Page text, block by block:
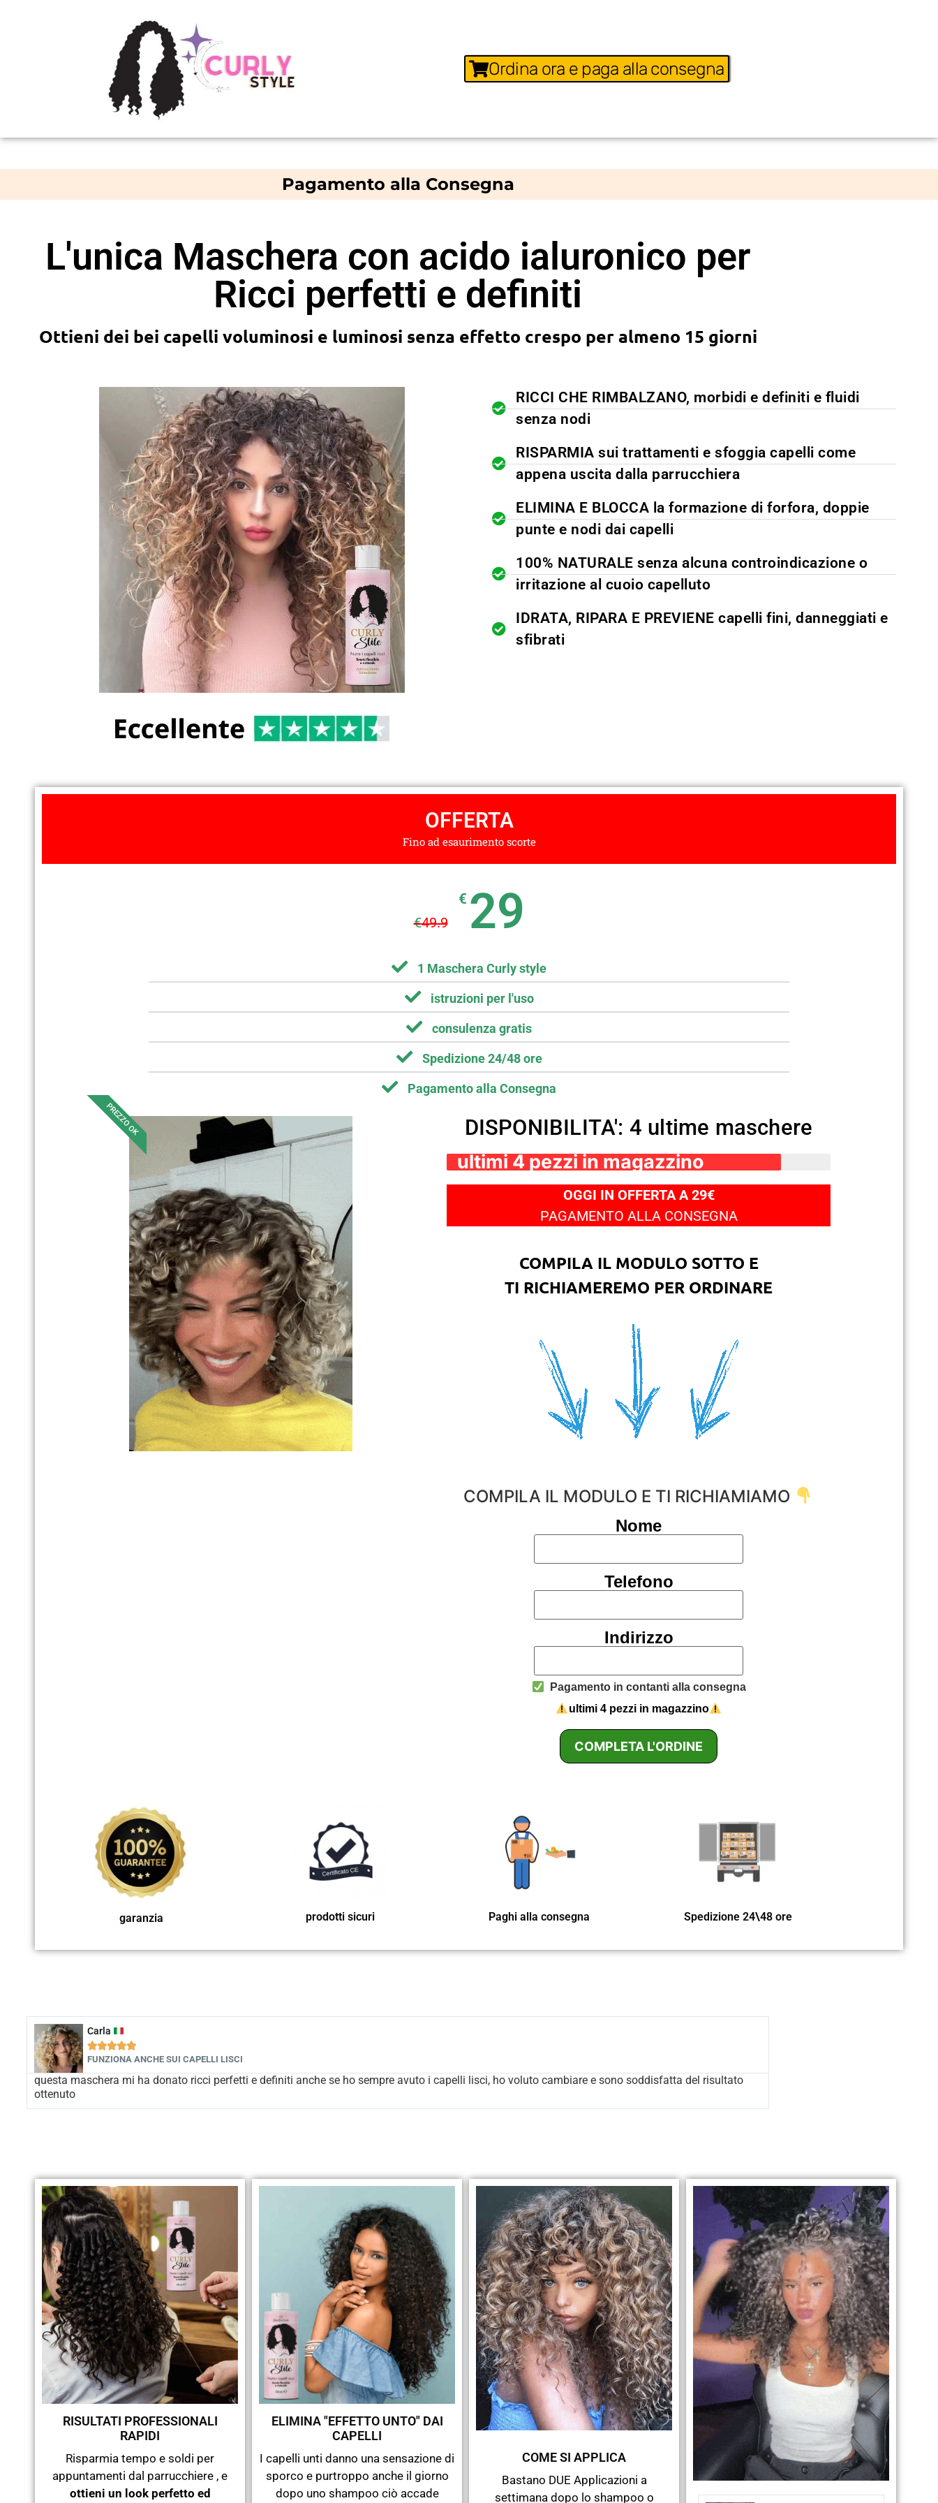
Ordina ora e paga alla consegna
Pagamento alla Consegna
L'unica Maschera con acido ialuronico per
Ricci perfetti e definiti
Ottieni dei bei capelli voluminosi e luminosi senza effetto crespo per almeno 15 giorni
RICCI CHE RIMBALZANO, morbidi e definiti e fluidi
senza nodi
RISPARMIA sui trattamenti e sfoggia capelli come
appena uscita dalla parrucchiera
ELIMINA E BLOCCA la formazione di forfora, doppie
punte e nodi dai capelli
100% NATURALE senza alcuna controindicazione o
irritazione al cuoio capelluto
IDRATA, RIPARA E PREVIENE capelli fini, danneggiati e
sfibrati
OFFERTA
Fino ad esaurimento scorte
€49.9
€ 29
1 Maschera Curly style
istruzioni per l'uso
consulenza gratis
Spedizione 24/48 ore
Pagamento alla Consegna
PREZZO OK DISPONIBILITA': 4 ultime maschere
ultimi 4 pezzi in magazzino
OGGI IN OFFERTA A 29€
PAGAMENTO ALLA CONSEGNA
COMPILA IL MODULO SOTTO E
TI RICHIAMEREMO PER ORDINARE
COMPILA IL MODULO E TI RICHIAMIAMO
Nome
Telefono
Indirizzo
Pagamento in contanti alla consegna
ultimi 4 pezzi in magazzino
COMPLETA L'ORDINE
garanzia prodotti sicuri Paghi alla consegna Spedizione 24\48 ore
Carla

FUNZIONA ANCHE SUI CAPELLI LISCI
questa maschera mi ha donato ricci perfetti e definiti anche se ho sempre avuto i capelli lisci, ho voluto cambiare e sono soddisfatta del risultato
ottenuto
RISULTATI PROFESSIONALI
RAPIDI
Risparmia tempo e soldi per
appuntamenti dal parrucchiere , e
ottieni un look perfetto ed
ELIMINA "EFFETTO UNTO" DAI
CAPELLI
I capelli unti danno una sensazione di
sporco e purtroppo anche il giorno
dopo uno shampoo ciò accade
COME SI APPLICA
Bastano DUE Applicazioni a
settimana dopo lo shampoo o